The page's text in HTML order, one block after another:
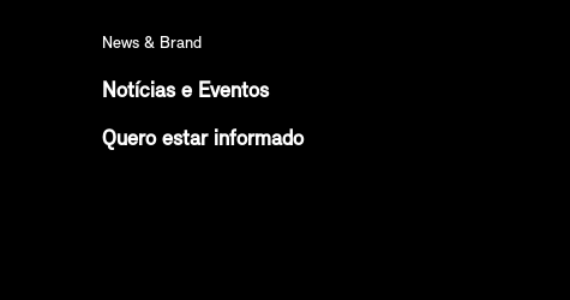
News & Brand
Notícias e Eventos
Quero estar informado